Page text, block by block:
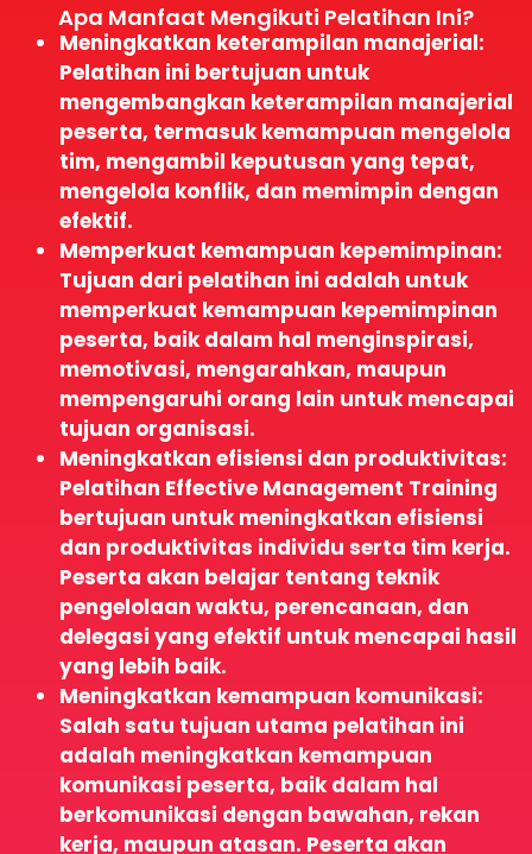
Apa Manfaat Mengikuti Pelatihan Ini?
Meningkatkan keterampilan manajerial:
Pelatihan ini bertujuan untuk
mengembangkan keterampilan manajerial
peserta, termasuk kemampuan mengelola
tim, mengambil keputusan yang tepat,
mengelola konflik, dan memimpin dengan
efektif.
Memperkuat kemampuan kepemimpinan:
Tujuan dari pelatihan ini adalah untuk
memperkuat kemampuan kepemimpinan
peserta, baik dalam hal menginspirasi,
memotivasi, mengarahkan, maupun
mempengaruhi orang lain untuk mencapai
tujuan organisasi.
Meningkatkan efisiensi dan produktivitas:
Pelatihan Effective Management Training
bertujuan untuk meningkatkan efisiensi
dan produktivitas individu serta tim kerja.
Peserta akan belajar tentang teknik
pengelolaan waktu, perencanaan, dan
delegasi yang efektif untuk mencapai hasil
yang lebih baik.
Meningkatkan kemampuan komunikasi:
Salah satu tujuan utama pelatihan ini
adalah meningkatkan kemampuan
komunikasi peserta, baik dalam hal
berkomunikasi dengan bawahan, rekan
kerja, maupun atasan. Peserta akan